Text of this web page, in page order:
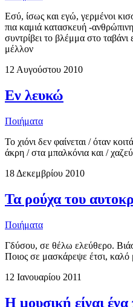
Εσύ, ίσως και εγώ, γερμένοι
πια καμιά κατασκευή -
συντρίβει το βλέμμα στο ταβάνι
μέλλον
12 Αυγούστου 2010
Εν λευκώ
Ποιήματα
Το χιόνι δεν φαίνεται / όταν
άκρη / στα μπαλκόνια και /
18 Δεκεμβρίου 2010
Τα ρούχα του
Ποιήματα
Γδύσου, σε θέλω ελεύθερο.
Ποιος σε μασκάρεψε έτσι, καλό
12 Ιανουαρίου 2011
Η μουσική είναι